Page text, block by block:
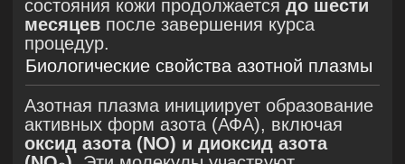
эффекты:
подавление ростаPropionibacterium
acnesи других патогенов,
вызывающих воспаление;
регуляциялипогенеза
и пролиферации себоцитов, что
приводит к нормализации работы
сальных желез;
активация процессов ангиогенеза
и регенерации кожи, способствующая
восстановлению после воспалений;